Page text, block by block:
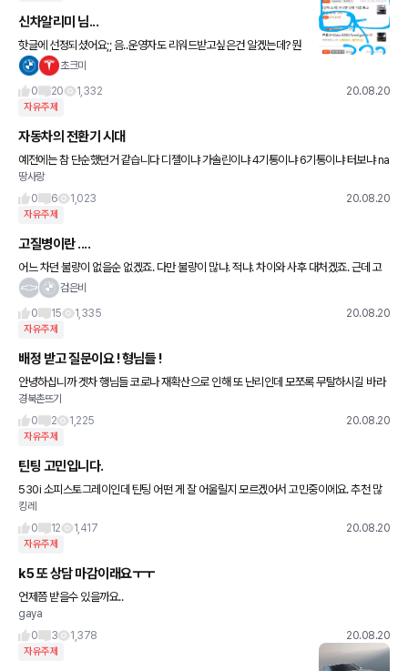
신차알리미 님...
핫글에 선정되셨어요;; 음..운영자도 리워드받고싶은건 알겠는데? 뭔
가....오류인듯...아닌듯?
초크미
0
20 1,332 20.08.20
자유주제
자동차의 전환기 시대
예전에는 참 단순했던거 같습니다 디젤이냐 가솔린이냐 4기통이냐 6기통이냐 터보냐 na
이냐 지금은 내연기관이냐 하이브리드냐 전기차이냐 하이브리드도 마일드냐 플러그인이
냐 거기서 다시 디젤이냐 가솔린이
땅사랑
0
6 1,023 20.08.20
자유주제
고질병이란 ....
어느 차던 불량이 없을순 없겠죠. 다만 불량이 많냐. 적냐. 차이와 사후 대처겠죠. 근데 고
질병이란 연식이 지나도 계속 나온다는건데 제조사에서 계속 안고치고 내보내는 이유는
검은비
0
15 1,335 20.08.20
자유주제
배정 받고 질문이요 ! 형님들 !
안녕하십니까 겟차 행님들 코로나 재확산으로 인해 또 난리인데 모쪼록 무탈하시길 바라
며.. 질문드립니다 ! 지금 x4 배정 받아서 구매 진행중입니다 할부진행이고 선납금 넣기
전인데 선납금을
경북촌뜨기
0
2 1,225 20.08.20
자유주제
틴팅 고민입니다.
530i 소피스토그레이인데 틴팅 어떤 게 잘 어울릴지 모르겠어서 고민중이에요. 추천 많
이하는 게 퀀텀이라 딜러한테 퀀텀 얘기했더니 40 추가금 내면 된다는데 추가금 내고 딜
러한테 맡기는 게 나을까요
킹레
0
12 1,417 20.08.20
자유주제
k5 또 상담 마감이래요ㅜㅜ
언제쯤 받을수 있을까요..
gaya
0
3 1,378 20.08.20
자유주제